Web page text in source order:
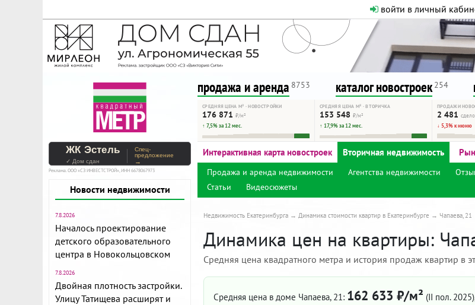
войти в личный
На Метре реклама - только нормальная. Никакого
Помогайте независимому ресурсу, как он помогает
продажа и аренда 8753 каталог новостроек 254
СРЕДНЯЯ ЦЕНА М² · НОВОСТРОЙКИ
176 871 ₽/м²
↑ 7,5% за 12 мес.
СРЕДНЯЯ ЦЕНА М² · ВТОРИЧКА
153 548 ₽/м²
↑ 17,9% за 12 мес.
ПРОДАЖИ
2 481
↓ 5,3% к июню
ЖК Эстель
✓ Дом сдан
Спец-
предложение
→
Реклама. ООО «СЗ ИНВЕСТСТРОЙ», ИНН 6678067973
Новости недвижимости
7.8.2026
Началось проектирование
детского образовательного
центра в Новокольцовском
7.8.2026
Двойная плотность застройки.
Улицу Татищева расширят и
Интерактивная карта новостроек Вторичная недвижимость
Продажа и аренда недвижимости Агентства недвижимости
Статьи
Видеосюжеты
Недвижимость Екатеринбурга Динамика стоимости квартир в Екатеринбурге Чапаева, 21
Динамика цен на квартиры:
Средняя цена квадратного метра и история продаж квартир в
Средняя цена в доме Чапаева, 21: 162 633 ₽/м² (II пол. 2025)